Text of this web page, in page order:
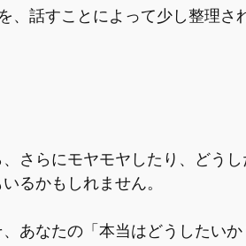
、話すことによって少し整理さ
さらにモヤモヤしたり、どうし
るかもしれません。
あなたの「本当はどうしたい